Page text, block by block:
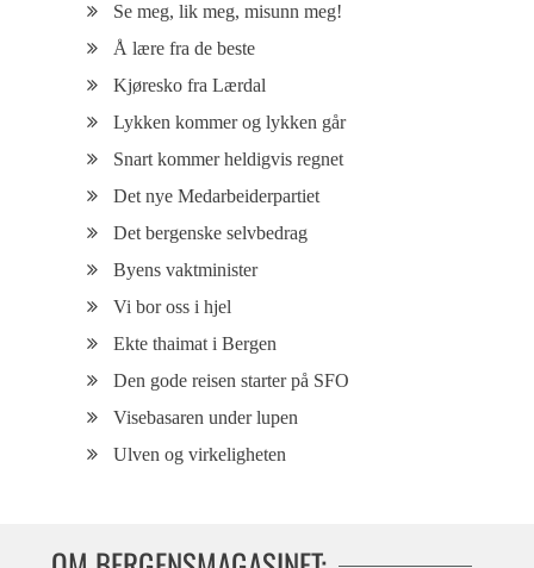
Se meg, lik meg, misunn meg!
Å lære fra de beste
Kjøresko fra Lærdal
Lykken kommer og lykken går
Snart kommer heldigvis regnet
Det nye Medarbeiderpartiet
Det bergenske selvbedrag
Byens vaktminister
Vi bor oss i hjel
Ekte thaimat i Bergen
Den gode reisen starter på SFO
Visebasaren under lupen
Ulven og virkeligheten